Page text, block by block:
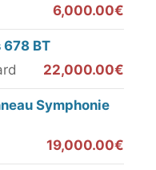
6,000.00€
678 BT
22,000.00€
Symphonie
19,000.00€